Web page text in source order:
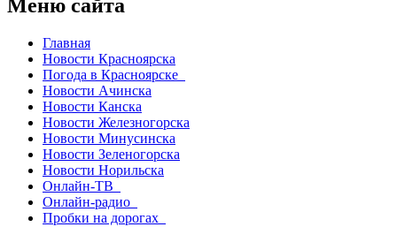
Меню сайта
Главная
Новости Красноярска
Погода в Красноярске
Новости Ачинска
Новости Канска
Новости Железногорска
Новости Минусинска
Новости Зеленогорска
Новости Норильска
Онлайн-ТВ
Онлайн-радио
Пробки на дорогах